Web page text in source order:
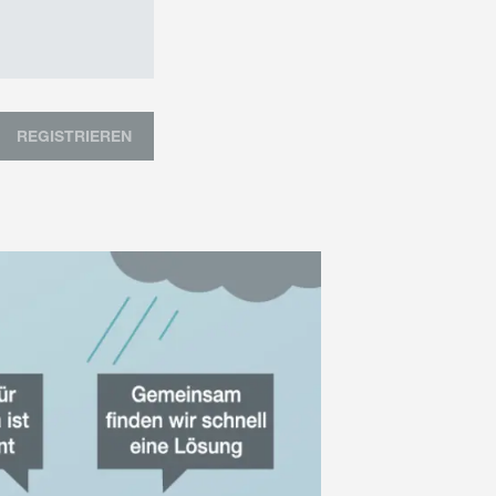
REGISTRIEREN